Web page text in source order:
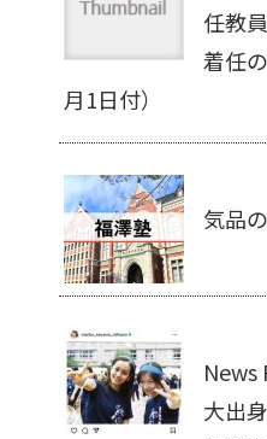
任教
着任
月1日付）
気品
News
大出